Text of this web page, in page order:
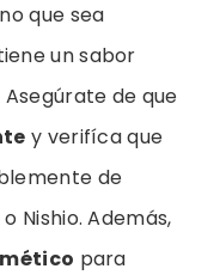
que sea
un sabor
de que
y verifíca que
de
Nishio. Además,
para